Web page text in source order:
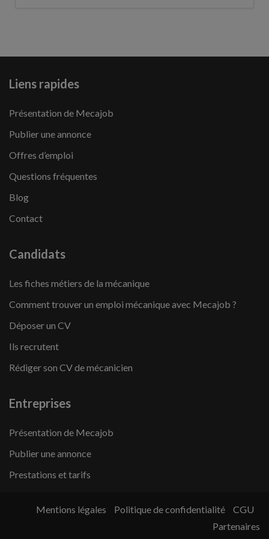
Liens rapides
Présentation de Mecajob
Publier une annonce
Offres d’emploi
Questions fréquentes
Blog
Contact
Candidats
Les fiches métiers de la mécanique
Comment trouver un emploi mécanique avec Mecajob ?
Déposer un CV
Ils recrutent
Rédiger son CV de mécanicien
Entreprises
Présentation de Mecajob
Publier une annonce
Prestations et tarifs
Mentions légales Politique de confidentialité
CGU
Partenaires